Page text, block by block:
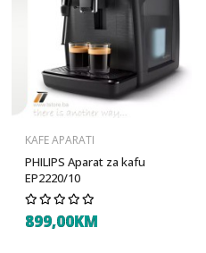
KAFE APARATI
PHILIPS Aparat za kafu
EP2220/10
899,00KM